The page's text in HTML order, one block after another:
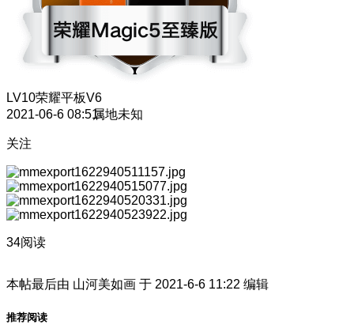
LV10荣耀平板V6
2021-06-6 08:51属地未知
关注
34阅读
本帖最后由 山河美如画 于 2021-6-6 11:22 编辑
推荐阅读